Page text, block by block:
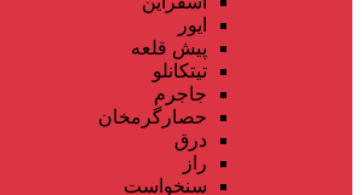
ایور
پیش قلعه
تیتکانلو
جاجرم
حصارگرمخان
درق
راز
سنخواست